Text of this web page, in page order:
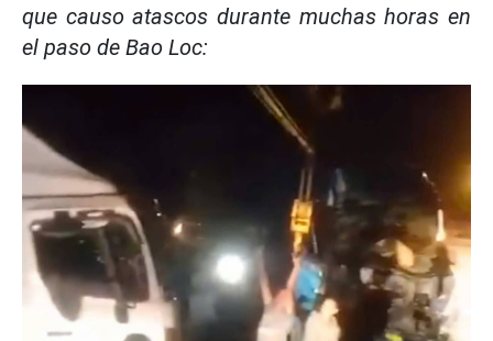
que causo atascos durante muchas horas en
el paso de Bao Loc: